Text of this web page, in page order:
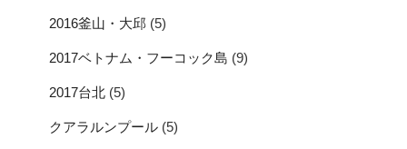
2016釜山・大邱 (5)
2017ベトナム・フーコック島 (9)
2017台北 (5)
クアラルンプール (5)